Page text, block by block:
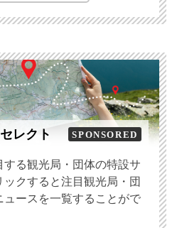
レクト SPONSORED
する観光局・団体の特設サ
クすると注目観光局・団
ースを一覧することがで